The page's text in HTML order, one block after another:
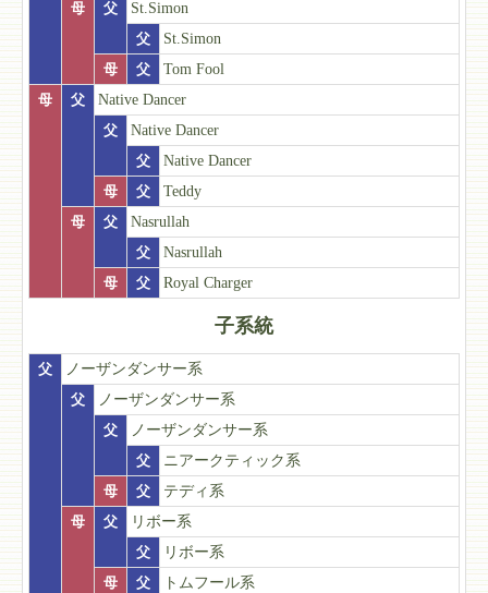
母
父
St.Simon
父
St.Simon
母
父
Tom Fool
母
父
Native Dancer
父
Native Dancer
父
Native Dancer
母
父
Teddy
母
父
Nasrullah
父
Nasrullah
母
父 Royal Charger
子系統
父
ノーザンダンサー系
父
ノーザンダンサー系
父
ノーザンダンサー系
父
ニアークティック系
母
父
テディ系
母
父
リボー系
父
リボー系
母
父
トムフール系